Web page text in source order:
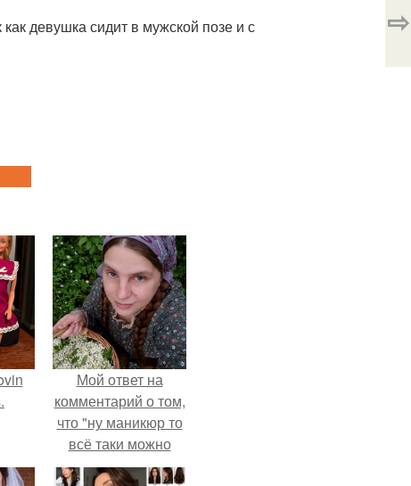
девушка сидит в мужской позе и с
⇨
Мой ответ на
комментарий о том,
что "ну маникюр то
всё таки можно
было бы сделать.